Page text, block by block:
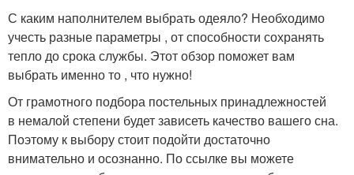
С каким наполнителем выбрать одеяло? Необходимо
учесть разные параметры , от способности сохранять
тепло до срока службы. Этот обзор поможет вам
выбрать именно то , что нужно!
От грамотного подбора постельных принадлежностей
в немалой степени будет зависеть качество вашего сна.
Поэтому к выбору стоит подойти достаточно
внимательно и осознанно. По ссылке вы можете